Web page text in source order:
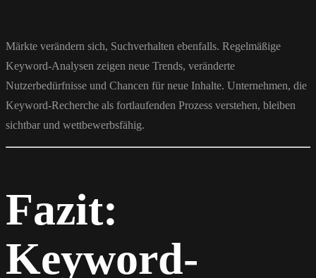
Märkte verändern sich, Suchverhalten ebenfalls. Regelmäßige
Keyword-Analysen zeigen neue Trends, veränderte
Nutzerbedürfnisse und Chancen für neue Inhalte. Unternehmen, die
Keyword-Recherche als fortlaufenden Prozess verstehen, bleiben
sichtbar und wettbewerbsfähig.
Fazit:
Keyword-